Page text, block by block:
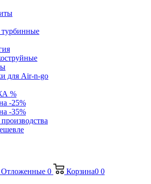
для Air-n-go
%
-25%
-35%
Отложенные 0 Корзина0 0